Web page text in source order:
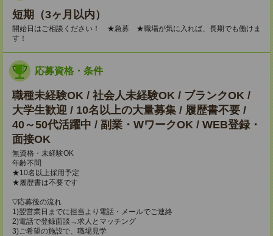
短期（3ヶ月以内）
開始日はご相談ください！ ★急募 ★職場が気に入れば、長期でも働けま
す！
応募資格・条件
職種未経験OK / 社会人未経験OK / ブランクOK /
大学生歓迎 / 10名以上の大量募集 / 履歴書不要 /
40～50代活躍中 / 副業・WワークOK / WEB登録・
面接OK
無資格・未経験OK
年齢不問
★10名以上採用予定
★履歴書は不要です
▽応募後の流れ
1)翌営業日までに担当より電話・メールでご連絡
2)電話で登録面談→求人とマッチング
3)ご希望の施設で、職場見学